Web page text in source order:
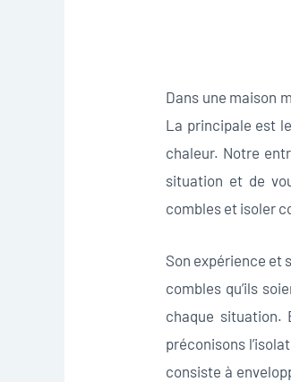
Dans une maison
La principale est
chaleur. Notre
situation et de
combles et isoler
Son expérience et
combles qu’ils
chaque situation.
préconisons
consiste à